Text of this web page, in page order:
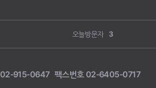
오늘방문자 3
02-915-0647 팩스번호 02-6405-0717